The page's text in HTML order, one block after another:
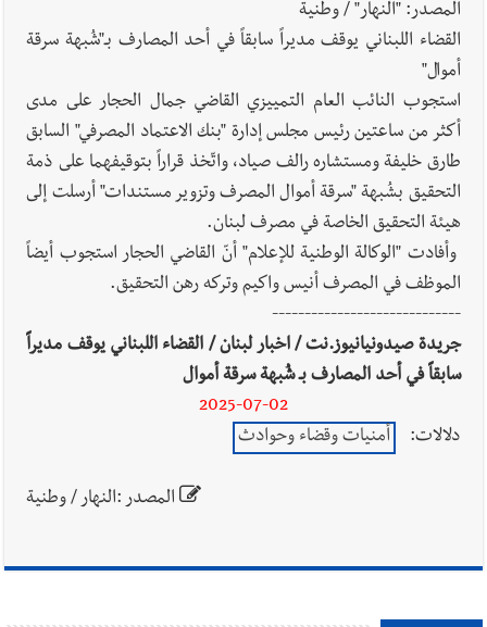
7-8-2026
أخبار لبنان
أسرار الصحف المحلية الصادرة في لبنان ليوم الجمعة 7-
8-2026
أخبار لبنان مقدمات نشرات الأخبار المسائية في لبنان ليوم
الخميس 6-8-2026
العالم العربي
يبقى الشعب الفلسطيني يعيش كل هذا الألم؟ وإلى متى تستمر هذه
المصدر: "النهار" / وطنية
القضاء اللبناني يوقف مديراً سابقاً في أحد المصارف بـ"شُبهة سرقة
أموال"
استجوب النائب العام التمييزي القاضي جمال الحجار على مدى
أكثر من ساعتين رئيس مجلس إدارة "بنك الاعتماد المصرفي" السابق
طارق خليفة ومستشاره رالف صياد، واتّخذ قراراً بتوقيفهما على ذمة
التحقيق بشُبهة "سرقة أموال المصرف وتزوير مستندات" أرسلت إلى
هيئة التحقيق الخاصة في مصرف لبنان.
وأفادت "الوكالة الوطنية للإعلام" أنّ القاضي الحجار استجوب أيضاً
الموظف في المصرف أنيس واكيم وتركه رهن التحقيق.
-----------------------------
جريدة صيدونيانيوز.نت / اخبار لبنان / القضاء اللبناني يوقف مديراً
سابقاً في أحد المصارف بـ شُبهة سرقة أموال
2025-07-02
دلالات:
أمنيات وقضاء وحوادث
المصدر :النهار / وطنية